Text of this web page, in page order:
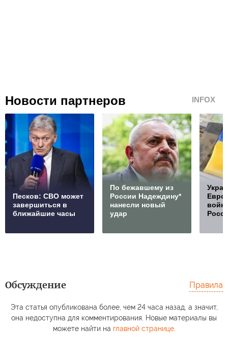
Новости партнеров INFOX
Песков: СВО может
завершиться в
ближайшие часы
По бежавшему из
России Надеждину*
нанесли новый
удар
Обсуждение Правила
Эта статья опубликована более, чем 24 часа назад, а значит,
она недоступна для комментирования. Новые материалы вы
можете найти на главной странице.